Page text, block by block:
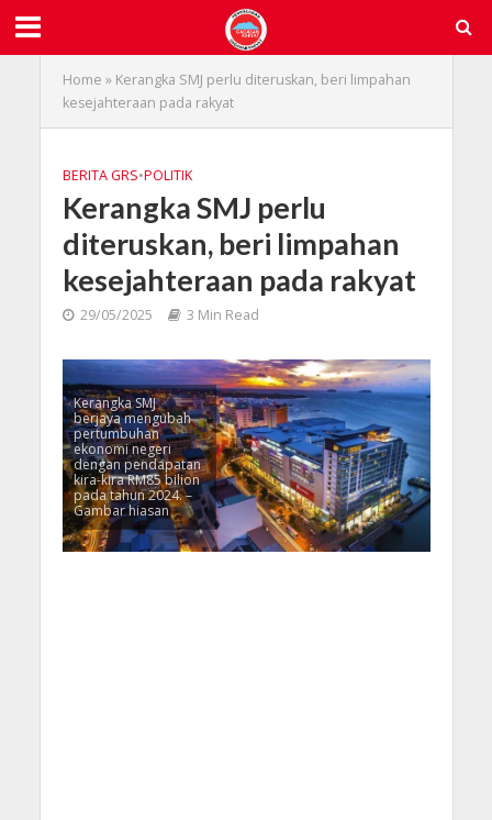
Home » Kerangka SMJ perlu diteruskan, beri limpahan
kesejahteraan pada rakyat
BERITA GRS•POLITIK
Kerangka SMJ perlu
diteruskan, beri limpahan
kesejahteraan pada rakyat
29/05/2025 3 Min Read
Kerangka SMJ
berjaya mengubah
pertumbuhan
ekonomi negeri
dengan pendapatan
kira-kira RM85 bilion
pada tahun 2024. –
Gambar hiasan